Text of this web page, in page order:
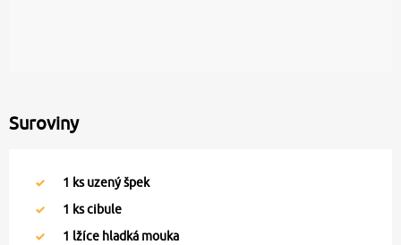
Suroviny
1 ks uzený špek
1 ks cibule
1 lžíce hladká mouka